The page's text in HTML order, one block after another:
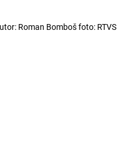
Roman Bomboš foto: RTVS